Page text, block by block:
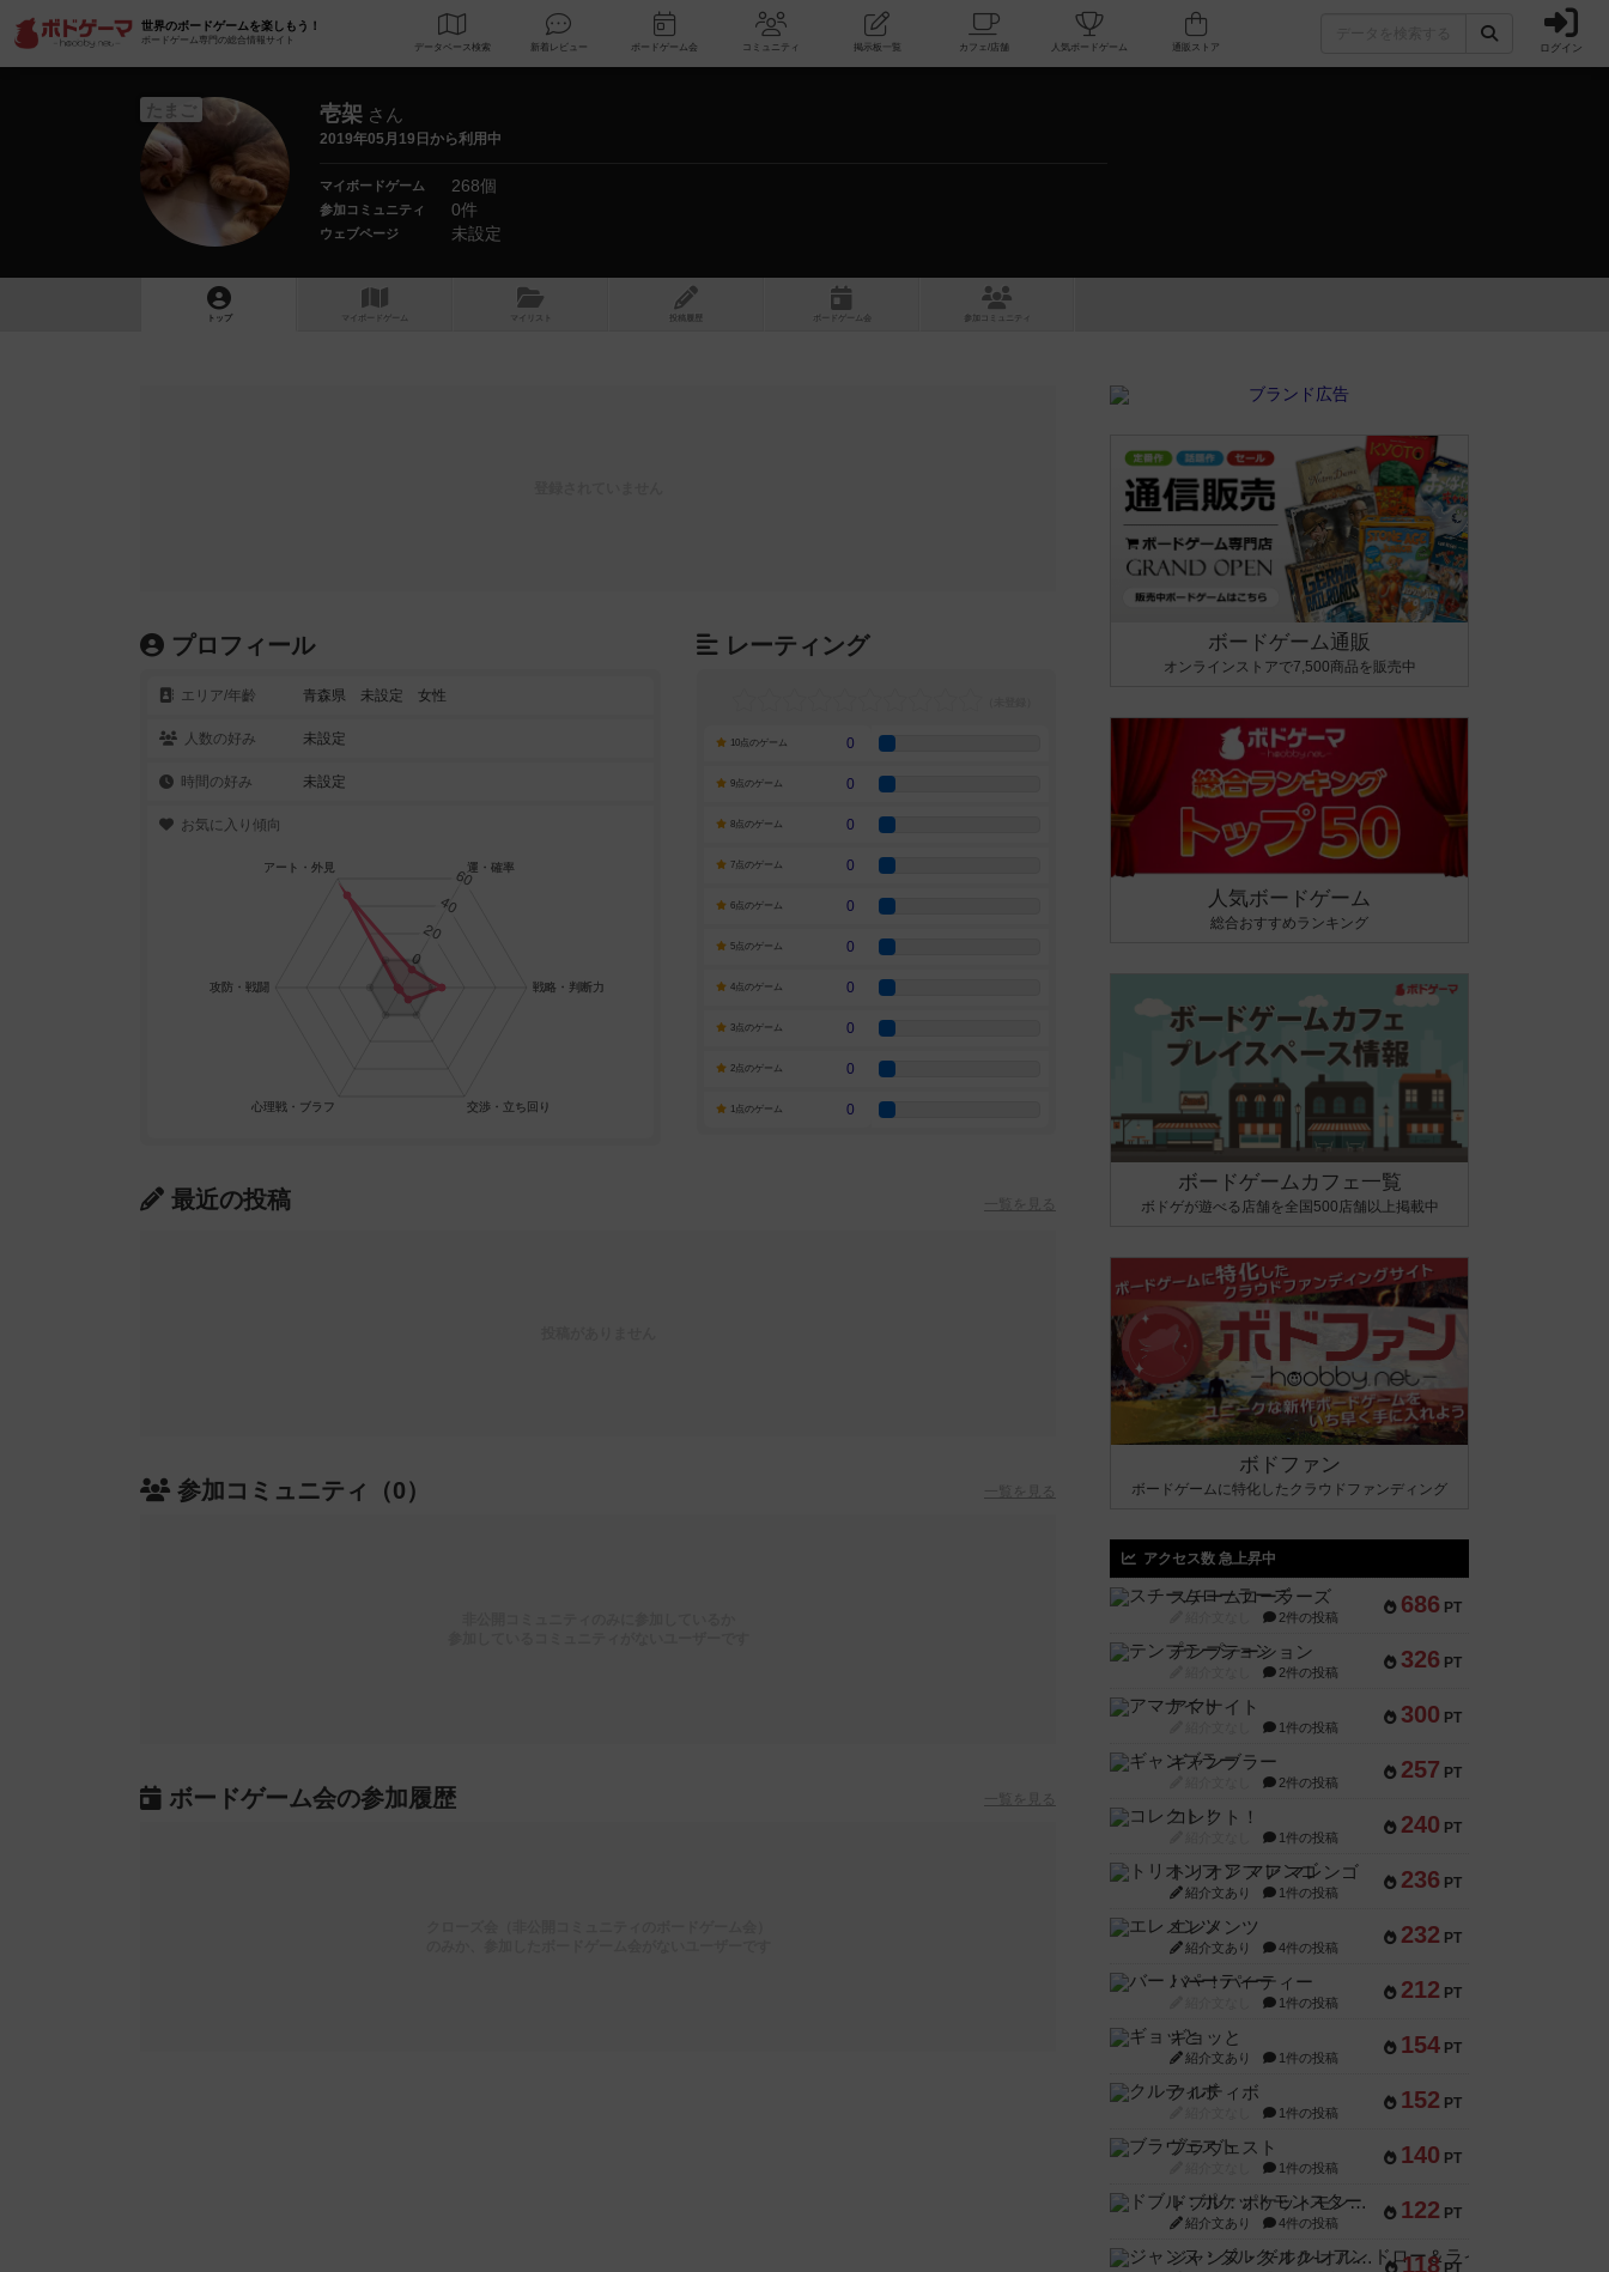
世界のボードゲームを楽しもう！
ボードゲーム専門の総合情報サイト
データベース 検索 新着レビュー ボードゲーム会 コミュニティ 掲示板一覧 カフェ/店舗 人気ボードゲーム ログイン
たまご 壱架 さん
2019年05月19日から利用中
マイボードゲーム 268個
参加コミュニティ 0件
ウェブページ 未設定
トップ マイボードゲーム マイリスト 投稿履歴 ボ ドゲ ーム コミュニティ
プロフィール
エリア/年齡 青森県 未設定 女性
人数の好み 未設定
時間の好み 未設定
お気に入り傾向
レーティング
10点のゲーム 0
9点のゲーム 0
8点のゲーム 0
7点のゲーム 0
6点のゲーム 0
5点のゲーム 0
4点のゲーム 0
3点のゲーム 0
2点のゲーム 0
1点のゲーム 0
最近の投稿 一覧を見る
参加コミュニティ（0） 一覧を見る
ボードゲーム会の参加履歴 一覧を見る
ボードゲーム通販
オンラインストアで7,500商品を販売中
人気ボードゲーム
総合おすすめランキング
ボードゲームカフェ一覧
ボドゲが遊べる店舗を全国500店舗以上掲載中
ボドファン
ボードゲームに特化したクラウドファンディング
アクセス数 急上昇中
686 PT
スチームローラーズ
2件の投稿
326 PT
テンプテーション
2件の投稿
300 PT
アマナイト
1件の投稿
257 PT
ギャンブラー
2件の投稿
240 PT
コレクト！
1件の投稿
236 PT
トリオンフ ア マレンゴ
紹介文あり 1件の投稿
232 PT
エレメンツ
紹介文あり 4件の投稿
212 PT
バー！パーティー
1件の投稿
154 PT
ギョッと
紹介文あり 1件の投稿
152 PT
クルティボ
1件の投稿
140 PT
ブラヴェスト
1件の投稿
122 PT
ドブル：ポケットモンスター
紹介文あり 4件の投稿
118 PT
ジャンヌ・ダルク-オルレアン ドロー＆ライト